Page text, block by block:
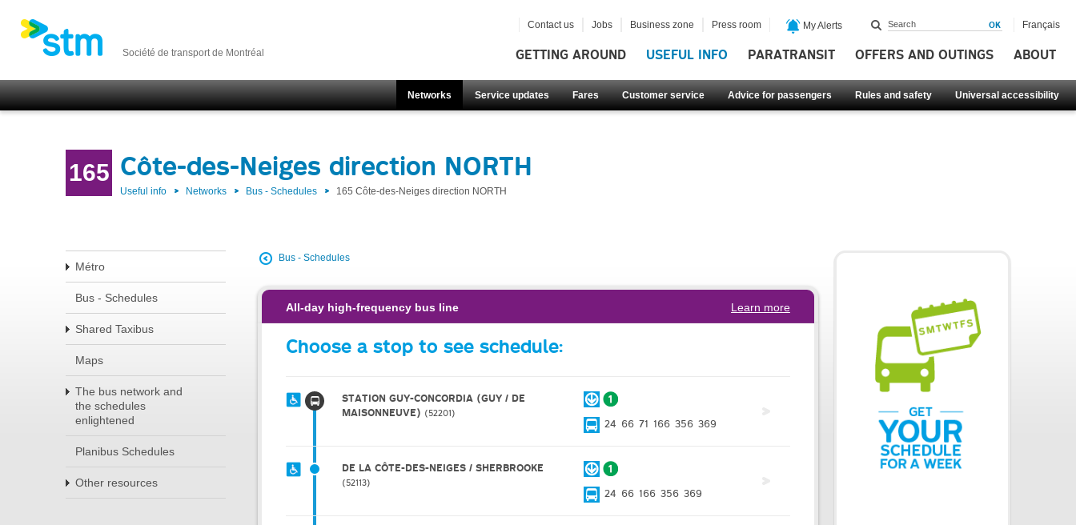
Société de transport de Montréal GETTING AROUND USEFUL INFO PARATRANSIT OFFERS AND OUTINGS ABOUT
Networks Service updates Fares Customer service Advice for passengers Rules and safety Universal accessibility
Contact us Jobs Business zone Press room My Alerts Français
165 Côte-des-Neiges direction NORTH
Useful info Networks Bus - Schedules 165 Côte-des-Neiges direction NORTH
Métro
Bus - Schedules
Shared Taxibus
Maps
The bus network and
the schedules
enlightened
Planibus Schedules
Other resources
Bus - Schedules
All-day high-frequency bus line Learn more
Choose a stop to see schedule:
STATION GUY-CONCORDIA (GUY / DE
MAISONNEUVE)
52201
24 66 71 166 356 369
DE LA CÔTE-DES-NEIGES / SHERBROOKE
52113
24 66 166 356 369